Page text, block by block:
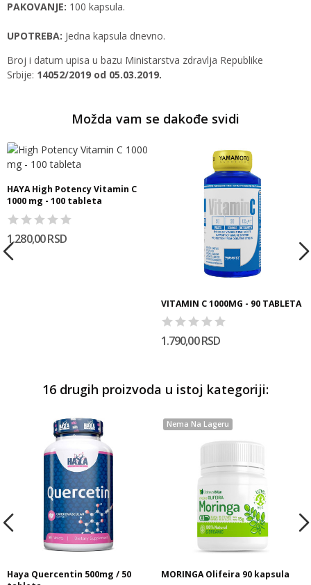
PAKOVANJE: 100 kapsula.
UPOTREBA: Jedna kapsula dnevno.
Broj i datum upisa u bazu Ministarstva zdravlja Republike
Srbije: 14052/2019 od 05.03.2019.
Možda vam se dakođe svidi
HAYA High Potency Vitamin C
1000 mg - 100 tableta
1.280,00 RSD
VITAMIN C 1000MG - 90 TABLETA
1.790,00 RSD
16 drugih proizvoda u istoj kategoriji:
Haya Quercentin 500mg / 50
Nema Na Lageru
MORINGA Olifeira 90 kapsula